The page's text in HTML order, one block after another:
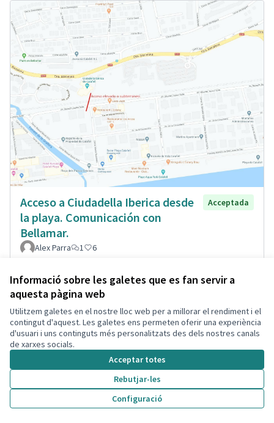
Informació sobre les galetes que es fan servir a
aquesta pàgina web
Utilitzem galetes en el nostre lloc web per a millorar el rendiment i el
contingut d'aquest. Les galetes ens permeten oferir una experiència
d'usuari i uns continguts més personalitzats des dels nostres canals
de xarxes socials.
Acceptar totes
Rebutjar-les
Configuració
Acceso a Ciudadella Iberica desde
la playa. Comunicación con
Bellamar.
Acceptada
Alex Parra 1 6
Resaltes pasos peatones Jaume